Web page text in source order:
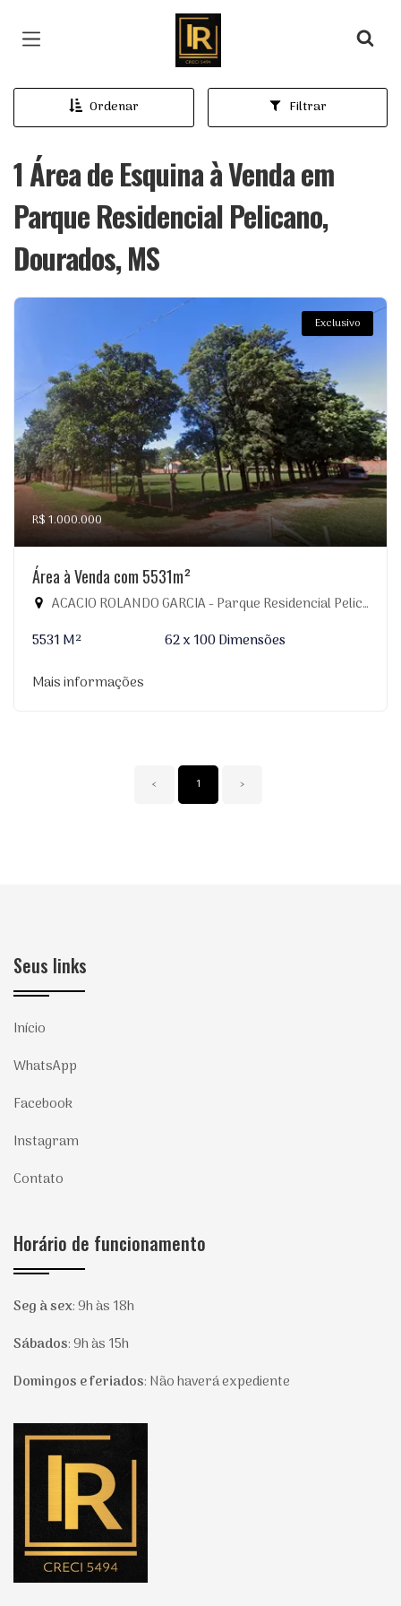
Página inicial
Ordenar Filtrar
1 Área de Esquina à Venda em
Parque Residencial Pelicano,
Dourados, MS
Exclusivo
R$ 1.000.000
Área à Venda com 5531m²
ACACIO ROLANDO GARCIA - Parque Residencial Pelicano, Dourados-MS
5531 M²
62 x 100 Dimensões
Mais informações
‹ 1 ›
Seus links
Início
WhatsApp
Facebook
Instagram
Contato
Horário de funcionamento
Seg à sex:9h às 18h
Sábados:9h às 15h
Domingos e feriados: Não haverá expediente
Página inicial